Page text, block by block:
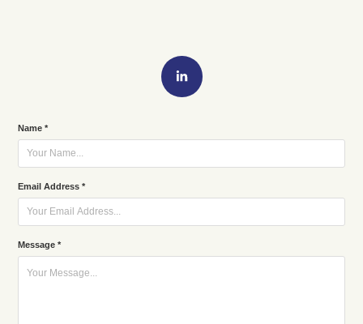
Name *
Email Address *
Message *